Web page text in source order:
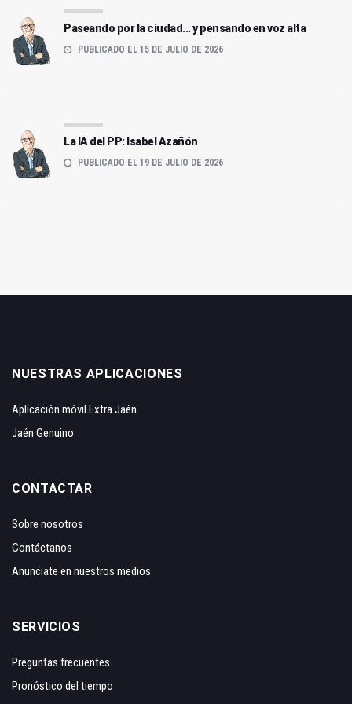
Paseando por la ciudad... y pensando en voz alta
PUBLICADO EL 15 DE JULIO DE 2026
La IA del PP: Isabel Azañón
PUBLICADO EL 19 DE JULIO DE 2026
NUESTRAS APLICACIONES
Aplicación móvil Extra Jaén
Jaén Genuino
CONTACTAR
Sobre nosotros
Contáctanos
Anunciate en nuestros medios
SERVICIOS
Preguntas frecuentes
Pronóstico del tiempo